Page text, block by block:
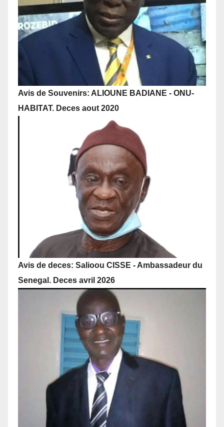
Avis de Souvenirs: ALIOUNE BADIANE - ONU-
HABITAT. Deces aout 2020
Avis de deces: Salioou CISSE - Ambassadeur du
Senegal. Deces avril 2026